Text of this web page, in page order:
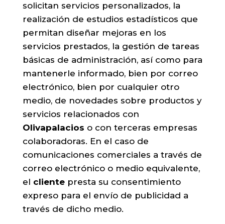
solicitan servicios personalizados, la
realización de estudios estadísticos que
permitan diseñar mejoras en los
servicios prestados, la gestión de tareas
básicas de administración, así como para
mantenerle informado, bien por correo
electrónico, bien por cualquier otro
medio, de novedades sobre productos y
servicios relacionados con
Olivapalacios o con terceras empresas
colaboradoras. En el caso de
comunicaciones comerciales a través de
correo electrónico o medio equivalente,
el clientepresta su consentimiento
expreso para el envío de publicidad a
través de dicho medio.